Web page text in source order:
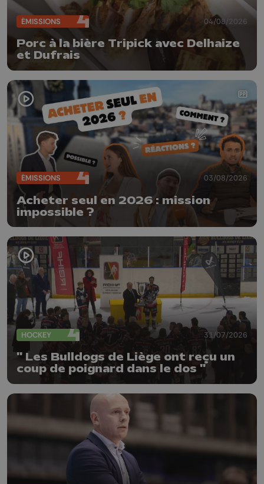
ÉMISSIONS 04/08/2026
Porc à la bière Tripick avec Delhaize
et Dufrais
ÉMISSIONS 03/08/2026
Acheter seul en 2026 : mission
impossible ?
HOCKEY 31/07/2026
" Les Bulldogs de Liège ont reçu un
coup de poignard dans le dos "